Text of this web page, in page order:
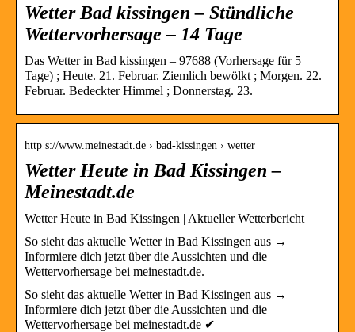
Wetter Bad kissingen – Stündliche
Wettervorhersage – 14 Tage
Das Wetter in Bad kissingen – 97688 (Vorhersage für 5
Tage) ; Heute. 21. Februar. Ziemlich bewölkt ; Morgen. 22.
Februar. Bedeckter Himmel ; Donnerstag. 23.
http s://www.meinestadt.de › bad-kissingen › wetter
Wetter Heute in Bad Kissingen –
Meinestadt.de
Wetter Heute in Bad Kissingen | Aktueller Wetterbericht
So sieht das aktuelle Wetter in Bad Kissingen aus →
Informiere dich jetzt über die Aussichten und die
Wettervorhersage bei meinestadt.de.
So sieht das aktuelle Wetter in Bad Kissingen aus →
Informiere dich jetzt über die Aussichten und die
Wettervorhersage bei meinestadt.de ✔